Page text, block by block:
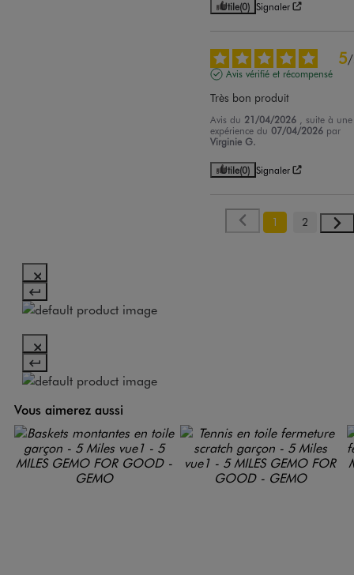
Utile(0) Signaler
5/
Avis vérifié et récompensé
Très bon produit
Avis du 21/04/2026
, suite à une
expérience du07/04/2026 par
Virginie G.
Utile(0) Signaler
1 2
Vous aimerez aussi